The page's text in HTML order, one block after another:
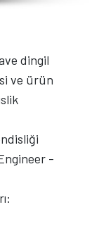
dingil
ve ürün
-